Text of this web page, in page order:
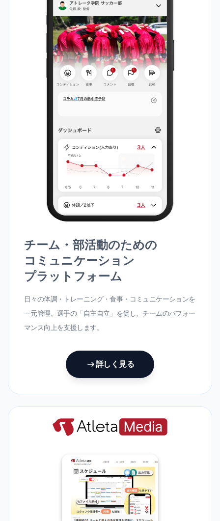
チーム・部活動のための
コミュニケーション
プラットフォーム
日々の体調・トレーニング・食事・コミュニケーションを
一元管理。選手の「自主自立」を促し、チームのパフォー
マンス向上を支援します。
詳しく見る